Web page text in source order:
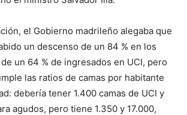
el Gobierno madrileño alegaba que
un descenso de un 84 % en los
un 64 % de ingresados en UCI, pero
las ratios de camas por habitante
debería tener 1.400 camas de UCI y
agudos, pero tiene 1.350 y 17.000,